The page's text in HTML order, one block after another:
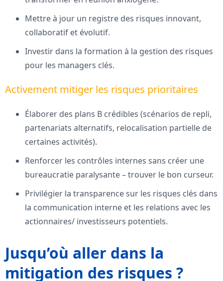
Mettre à jour un registre des risques innovant,
collaboratif et évolutif.
Investir dans la formation à la gestion des risques
pour les managers clés.
Activement mitiger les risques prioritaires
Élaborer des plans B crédibles (scénarios de repli,
partenariats alternatifs, relocalisation partielle de
certaines activités).
Renforcer les contrôles internes sans créer une
bureaucratie paralysante – trouver le bon curseur.
Privilégier la transparence sur les risques clés dans
la communication interne et les relations avec les
actionnaires/ investisseurs potentiels.
Jusqu’où aller dans la
mitigation des risques ?